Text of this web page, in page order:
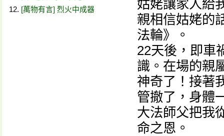
[萬物有言] 烈火中成器
姑姥讓家人給
親相信姑姥的
法輪》。
22天後，即車
識。在場的親
神奇了！接著
管撤了，身體
大法師父把我
命之恩。